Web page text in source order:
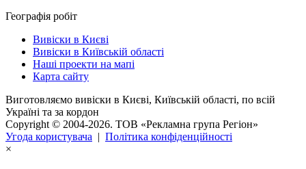
Географія робіт
Вивіски в Києві
Вивіски в Київській області
Наші проекти на мапі
Карта сайту
Виготовляємо вивіски в Києві, Київській області, по всій
Україні та за кордон
Copyright © 2004-2026. ТОВ «Рекламна група Регіон»
Угода користувача | Політика конфіденційності
×